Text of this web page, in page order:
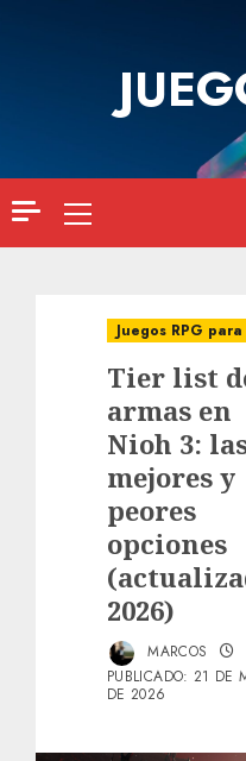
Menú
principal
Juegos RPG para
Tier list
armas en
Nioh 3:
mejores y
peores
opciones
2026)
MARCOS
PUBLICADO: 21 DE
DE 2026